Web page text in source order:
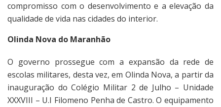
compromisso com o desenvolvimento e a elevação da
qualidade de vida nas cidades do interior.
Olinda Nova do Maranhão
O governo prossegue com a expansão da rede de
escolas militares, desta vez, em Olinda Nova, a partir da
inauguração do Colégio Militar 2 de Julho – Unidade
XXXVIII – U.I Filomeno Penha de Castro. O equipamento